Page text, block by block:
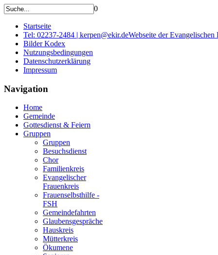
0
Startseite
Tel: 02237-2484 | kerpen@ekir.deWebseite der
Bilder Kodex
Nutzungsbedingungen
Datenschutzerklärung
Impressum
Navigation
Home
Gemeinde
Gottesdienst & Feiern
Gruppen
Gruppen
Besuchsdienst
Chor
Familienkreis
Evangelischer
Frauenkreis
Frauenselbsthilfe -
FSH
Gemeindefahrten
Glaubensgespräche
Hauskreis
Mütterkreis
Ökumene